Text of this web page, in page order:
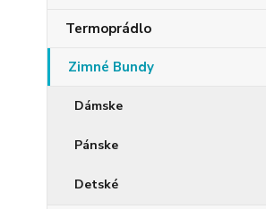
Termoprádlo
Zimné Bundy
Dámske
Pánske
Detské